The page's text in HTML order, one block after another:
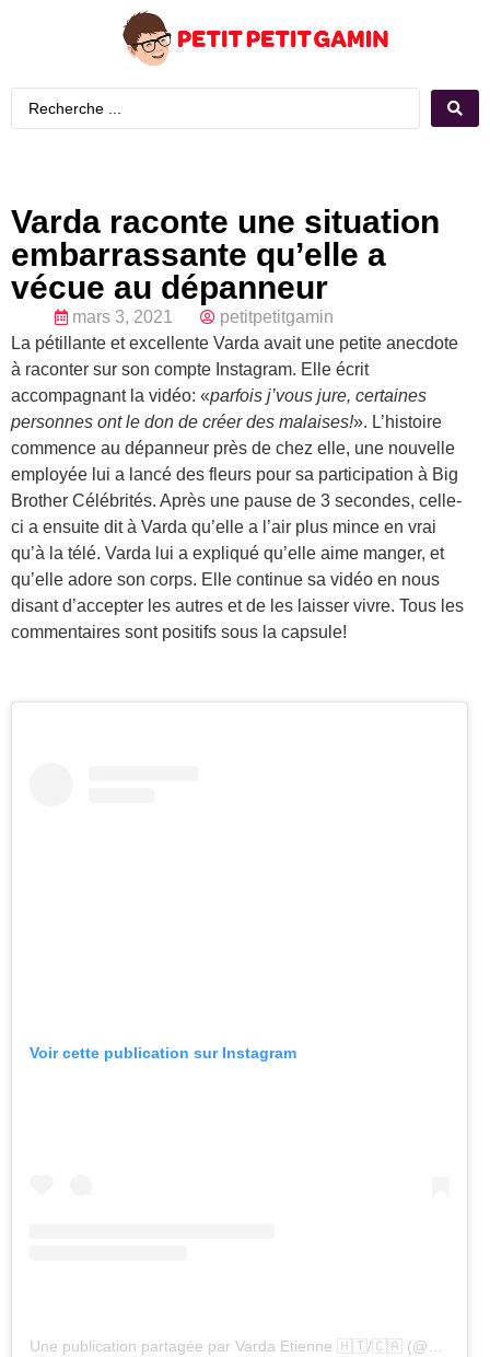
Varda raconte une situation
embarrassante qu’elle a
vécue au dépanneur
mars 3, 2021
petitpetitgamin
La pétillante et excellente Varda avait une petite anecdote
à raconter sur son compte Instagram. Elle écrit
accompagnant la vidéo: «parfois j’vous jure, certaines
personnes ont le don de créer des malaises!». L’histoire
commence au dépanneur près de chez elle, une nouvelle
employée lui a lancé des fleurs pour sa participation à Big
Brother Célébrités. Après une pause de 3 secondes, celle-
ci a ensuite dit à Varda qu’elle a l’air plus mince en vrai
qu’à la télé. Varda lui a expliqué qu’elle aime manger, et
qu’elle adore son corps. Elle continue sa vidéo en nous
disant d’accepter les autres et de les laisser vivre. Tous les
commentaires sont positifs sous la capsule!
Voir cette publication sur Instagram
Une publication partagée par Varda Etienne 🇭🇹/🇨🇦 (@vardaetienne)